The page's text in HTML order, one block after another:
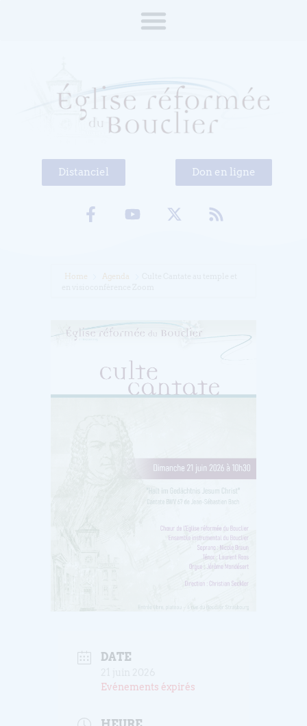
Distanciel Don en ligne
Home Agenda
DATE
Evénements éxpirés